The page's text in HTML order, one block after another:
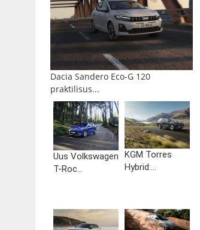
Dacia Sandero Eco-G 120
praktilisus...
Uus Volkswagen
T-Roc...
KGM Torres
Hybrid:...